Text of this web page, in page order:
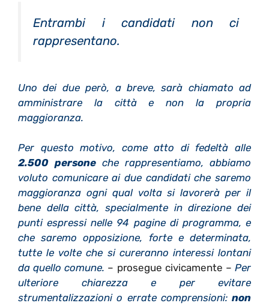
Entrambi i candidati non ci
rappresentano.
Uno dei due però, a breve, sarà chiamato ad
amministrare la città e non la propria
maggioranza.
Per questo motivo, come atto di fedeltà alle
2.500 persone che rappresentiamo, abbiamo
voluto comunicare ai due candidati che saremo
maggioranza ogni qual volta si lavorerà per il
bene della città, specialmente in direzione dei
punti espressi nelle 94 pagine di programma, e
che saremo opposizione, forte e determinata,
tutte le volte che si cureranno interessi lontani
da quello comune. – prosegue civicamente –Per
ulteriore chiarezza e per evitare
strumentalizzazioni o errate comprensioni: non